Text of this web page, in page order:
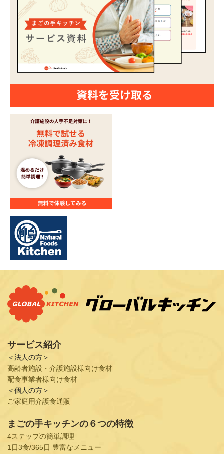
サービス紹介
＜法人の方＞
高齢者施設・介護施設様向け食材
配食事業者様向け食材
＜個人の方＞
ご家庭用介護食通販
まごの手キッチンの６つの特徴
4ステップの簡単調理
1日3食/365日 豊富なメニュー